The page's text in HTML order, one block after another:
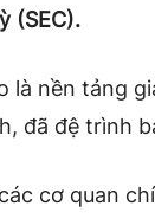
(SEC).
là nền tảng
đã đệ trình
cơ quan